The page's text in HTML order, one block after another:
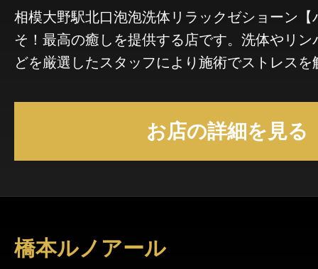
相模大野駅北口泡泡洗体リラックゼショーン【
そ！最高の癒しを提供する店です。洗体やリ
どを厳選したスタッフにより施術でストレスを
お店の詳細を見る
橋本ルノアール